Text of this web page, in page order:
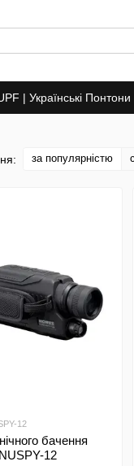
| Українські Понтони
за популярністю
12
бачення
12